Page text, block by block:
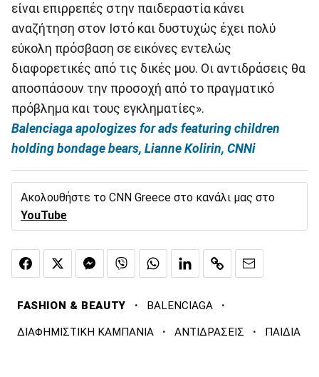
είναι επιρρεπές στην παιδεραστία κάνει
αναζήτηση στον Ιστό και δυστυχώς έχει πολύ
εύκολη πρόσβαση σε εικόνες εντελώς
διαφορετικές από τις δικές μου. Οι αντιδράσεις θα
αποσπάσουν την προσοχή από το πραγματικό
πρόβλημα και τους εγκληματίες».
Balenciaga apologizes for ads featuring children
holding bondage bears, Lianne Kolirin, CNNi
Ακολουθήστε το CNN Greece στο κανάλι μας στο
YouTube
FASHION & BEAUTY · BALENCIAGA ·
ΔΙΑΦΗΜΙΣΤΙΚΗ ΚΑΜΠΑΝΙΑ · ΑΝΤΙΔΡΑΣΕΙΣ · ΠΑΙΔΙΑ